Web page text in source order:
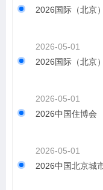
2026国际（北京
2026-05-01
2026国际（北京
2026-05-01
2026中国住博会
2026-05-01
2026中国北京城